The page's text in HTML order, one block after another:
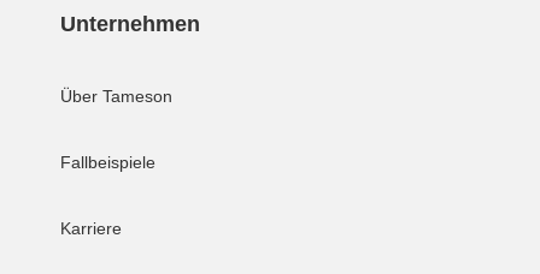
Unternehmen
Über Tameson
Fallbeispiele
Karriere